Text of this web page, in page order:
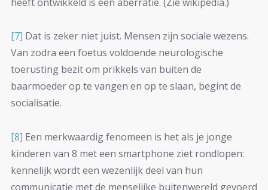
[7] Dat is zeker niet juist. Mensen zijn sociale wezens.
Van zodra een foetus voldoende neurologische
toerusting bezit om prikkels van buiten de
baarmoeder op te vangen en op te slaan, begint de
socialisatie.
[8] Een merkwaardig fenomeen is het als je jonge
kinderen van 8 met een smartphone ziet rondlopen:
kennelijk wordt een wezenlijk deel van hun
communicatie met de menselijke buitenwereld gevoerd